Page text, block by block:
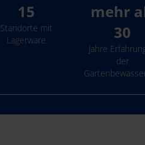
15
Standorte mit
Lagerware
mehr
30
Jahre
der